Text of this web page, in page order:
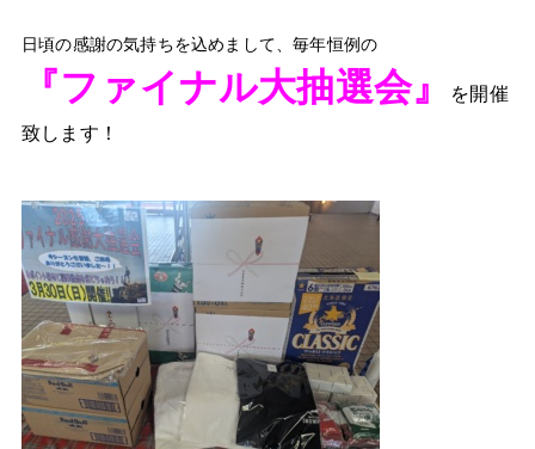
日頃の感謝の気持ちを込めまして、毎年恒例の
『ファイナル大抽選会』 を開催
致します！